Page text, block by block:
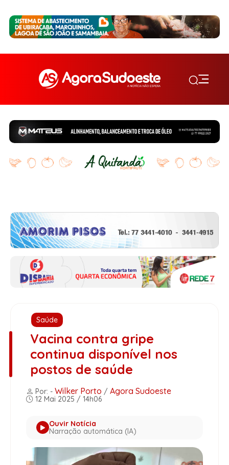
Saúde
Vacina contra gripe
continua disponível nos
postos de saúde
Por: - Wilker Porto / Agora Sudoeste
12 Mai 2025 / 14h06
Ouvir Notícia
Narração automática (IA)